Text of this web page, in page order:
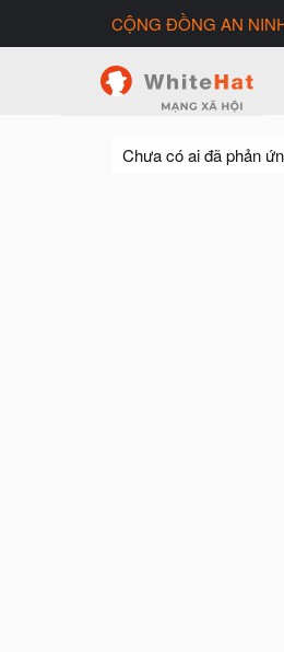
CỘNG ĐỒNG AN
Chưa có ai đã phản